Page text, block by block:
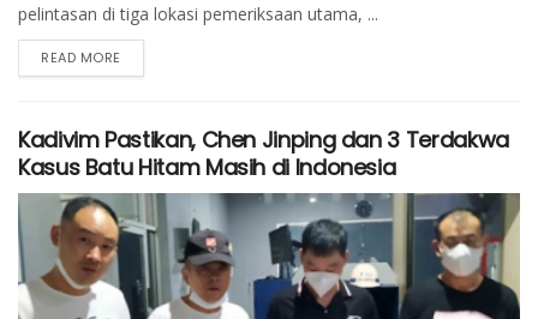
pelintasan di tiga lokasi pemeriksaan utama, ...
READ MORE
Kadivim Pastikan, Chen Jinping dan 3 Terdakwa
Kasus Batu Hitam Masih di Indonesia